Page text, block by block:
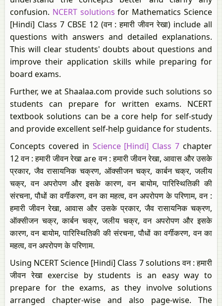
confusion. NCERT solutions for Mathematics Science
[Hindi] Class 7 CBSE 12 (वन : हमारी जीवन रेखा) include all
questions with answers and detailed explanations.
This will clear students' doubts about questions and
improve their application skills while preparing for
board exams.
Further, we at Shaalaa.com provide such solutions so
students can prepare for written exams. NCERT
textbook solutions can be a core help for self-study
and provide excellent self-help guidance for students.
Concepts covered in Science [Hindi] Class 7 chapter
12 वन : हमारी जीवन रेखा are वन : हमारी जीवन रेखा, आवास और उसके
प्रकार, जैव रासायनिक चक्रण, ऑक्सीजन चक्र, कार्बन चक्र, जलीय
चक्र, वन अपरोपण और इसके कारण, वन बायोम, पारिस्थितिकी की
संरचना, पौधों का वर्गीकरण, वन का महत्व, वन अपरोपण के परिणाम, वन :
हमारी जीवन रेखा, आवास और उसके प्रकार, जैव रासायनिक चक्रण,
ऑक्सीजन चक्र, कार्बन चक्र, जलीय चक्र, वन अपरोपण और इसके
कारण, वन बायोम, पारिस्थितिकी की संरचना, पौधों का वर्गीकरण, वन का
महत्व, वन अपरोपण के परिणाम.
Using NCERT Science [Hindi] Class 7 solutions वन : हमारी
जीवन रेखा exercise by students is an easy way to
prepare for the exams, as they involve solutions
arranged chapter-wise and also page-wise. The